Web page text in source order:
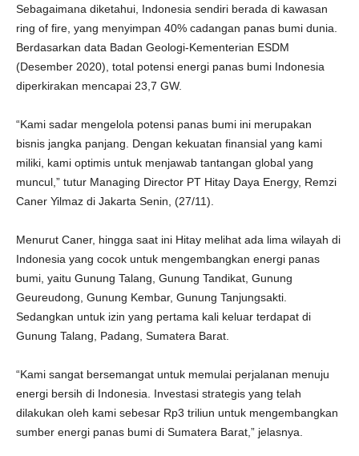
Sebagaimana diketahui, Indonesia sendiri berada di kawasan
ring of fire, yang menyimpan 40% cadangan panas bumi dunia.
Berdasarkan data Badan Geologi-Kementerian ESDM
(Desember 2020), total potensi energi panas bumi Indonesia
diperkirakan mencapai 23,7 GW.
“Kami sadar mengelola potensi panas bumi ini merupakan
bisnis jangka panjang. Dengan kekuatan finansial yang kami
miliki, kami optimis untuk menjawab tantangan global yang
muncul,” tutur Managing Director PT Hitay Daya Energy, Remzi
Caner Yilmaz di Jakarta Senin, (27/11).
Menurut Caner, hingga saat ini Hitay melihat ada lima wilayah di
Indonesia yang cocok untuk mengembangkan energi panas
bumi, yaitu Gunung Talang, Gunung Tandikat, Gunung
Geureudong, Gunung Kembar, Gunung Tanjungsakti.
Sedangkan untuk izin yang pertama kali keluar terdapat di
Gunung Talang, Padang, Sumatera Barat.
“Kami sangat bersemangat untuk memulai perjalanan menuju
energi bersih di Indonesia. Investasi strategis yang telah
dilakukan oleh kami sebesar Rp3 triliun untuk mengembangkan
sumber energi panas bumi di Sumatera Barat,” jelasnya.